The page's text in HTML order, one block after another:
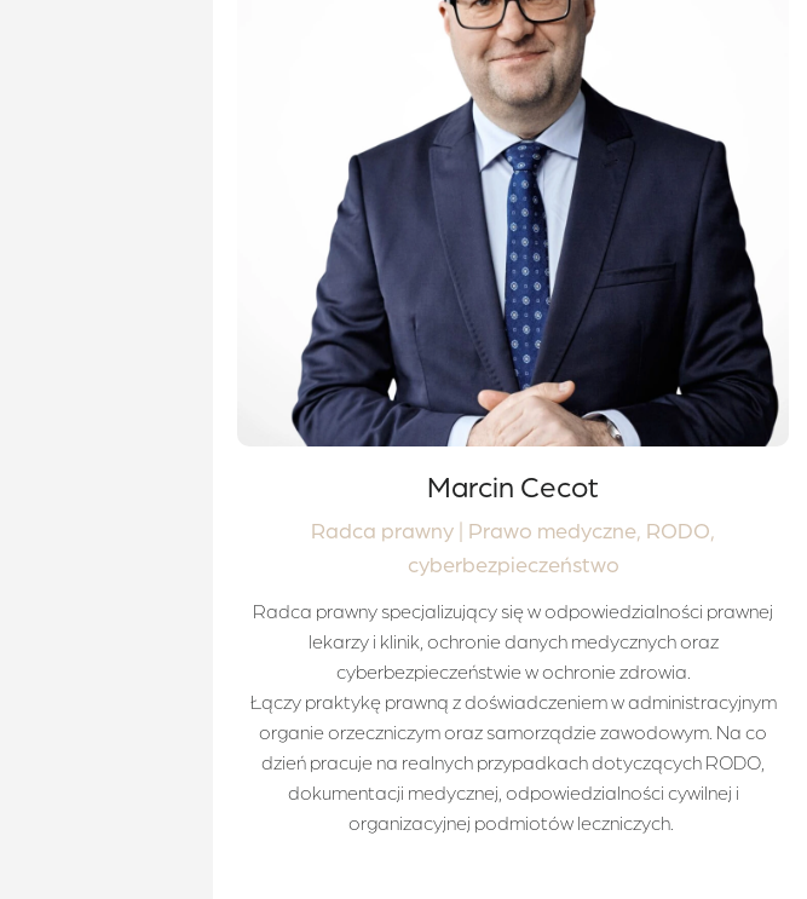
Marcin Cecot
Radca prawny | Prawo medyczne, RODO,
cyberbezpieczeństwo
Radca prawny specjalizujący się w odpowiedzialności prawnej
lekarzy i klinik, ochronie danych medycznych oraz
cyberbezpieczeństwie w ochronie zdrowia.
Łączy praktykę prawną z doświadczeniem w administracyjnym
organie orzeczniczym oraz samorządzie zawodowym. Na co
dzień pracuje na realnych przypadkach dotyczących RODO,
dokumentacji medycznej, odpowiedzialności cywilnej i
organizacyjnej podmiotów leczniczych.